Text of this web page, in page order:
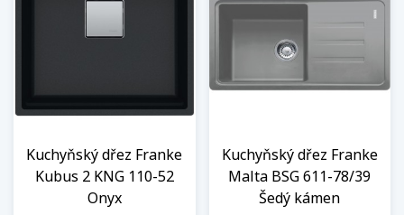
Kuchyňský dřez Franke
Kubus 2 KNG 110-52
Onyx
Kuchyňský dřez Franke
Malta BSG 611-78/39
Šedý kámen